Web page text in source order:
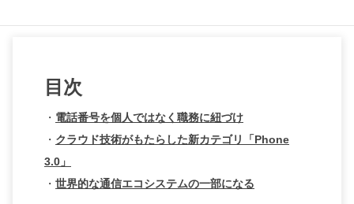
目次
・ 電話番号を個人ではなく職務に紐づけ
・ クラウド技術がもたらした新カテゴリ「Phone
3.0」
・ 世界的な通信エコシステムの一部になる